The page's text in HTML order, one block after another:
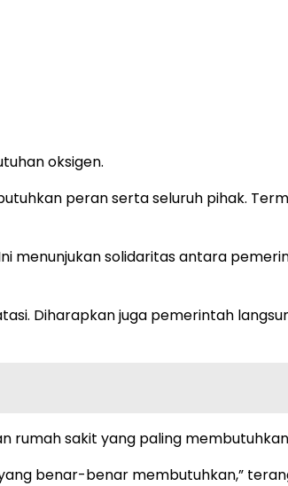
oksigen.
peran serta seluruh pihak.
menunjukan solidaritas antara
Diharapkan juga pemerintah
rumah sakit yang paling
benar-benar membutuhkan,”